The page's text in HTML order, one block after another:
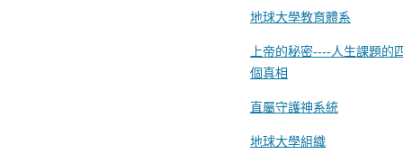
地球大學教育體系
上帝的秘密----人生課題的
個真相
直屬守護神系統
地球大學組織